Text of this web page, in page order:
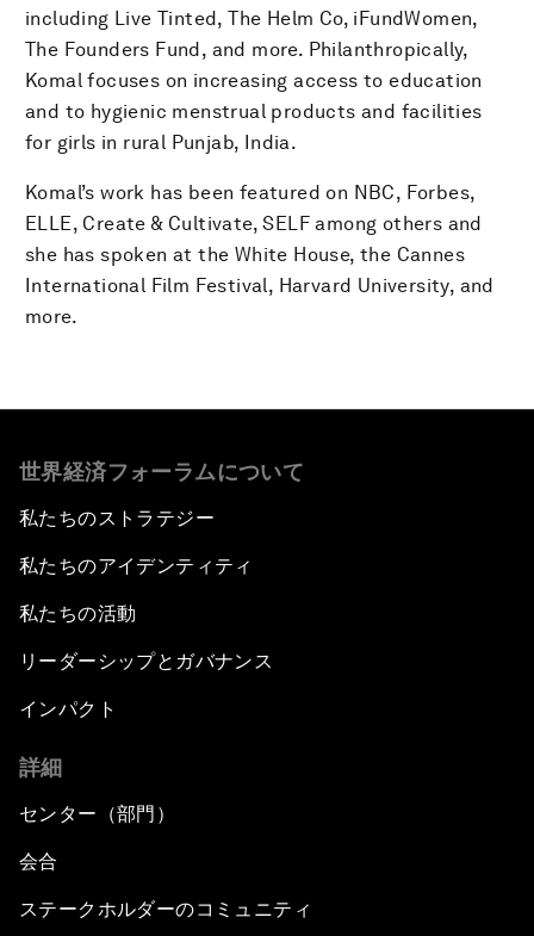
including Live Tinted, The Helm Co, iFundWomen,
The Founders Fund, and more. Philanthropically,
Komal focuses on increasing access to education
and to hygienic menstrual products and facilities
for girls in rural Punjab, India.
Komal’s work has been featured on NBC, Forbes,
ELLE, Create & Cultivate, SELF among others and
she has spoken at the White House, the Cannes
International Film Festival, Harvard University, and
more.
世界経済フォーラムについて
私たちのストラテジー
私たちのアイデンティティ
私たちの活動
リーダーシップとガバナンス
インパクト
詳細
センター（部門）
会合
ステークホルダーのコミュニティ